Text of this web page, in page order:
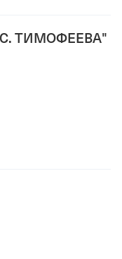
ТИМОФЕЕВА"